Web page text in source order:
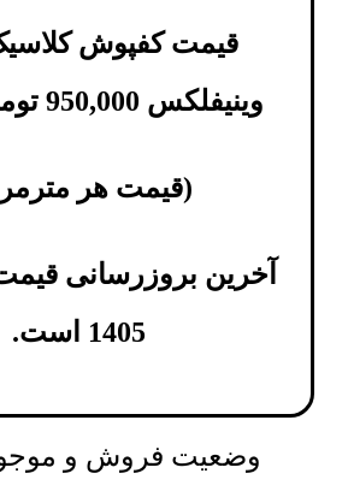
وینیفلکس 950,000
(قیمت هر
1405 است.
وضعیت فروش و